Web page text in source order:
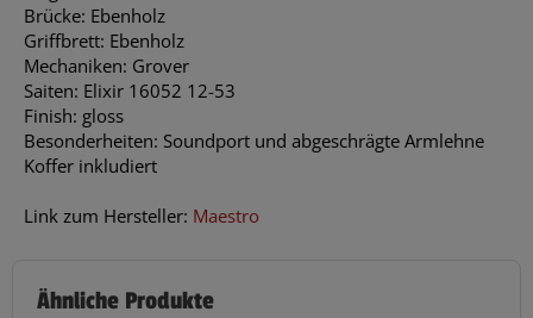
Brücke: Ebenholz
Griffbrett: Ebenholz
Mechaniken: Grover
Saiten: Elixir 16052 12-53
Finish: gloss
Besonderheiten: Soundport und abgeschrägte Armlehne
Koffer inkludiert
Link zum Hersteller: Maestro
Ähnliche Produkte